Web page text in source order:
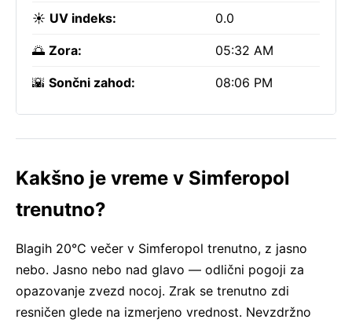
☀️ UV indeks: 0.0
🌅 Zora: 05:32 AM
🌇 Sončni zahod: 08:06 PM
Kakšno je vreme v Simferopol
trenutno?
Blagih 20°C večer v Simferopol trenutno, z jasno
nebo. Jasno nebo nad glavo — odlični pogoji za
opazovanje zvezd nocoj. Zrak se trenutno zdi
resničen glede na izmerjeno vrednost. Nevzdržno